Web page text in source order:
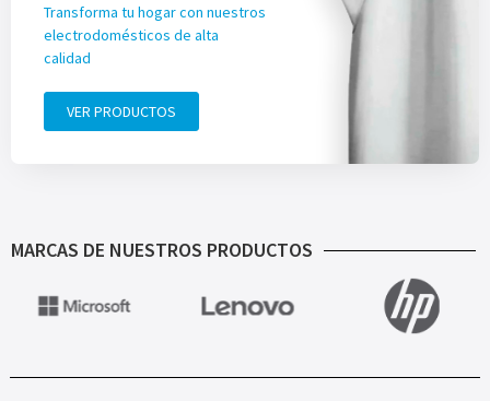
Transforma tu hogar con nuestros
electrodomésticos de alta
calidad
VER PRODUCTOS
MARCAS DE NUESTROS PRODUCTOS